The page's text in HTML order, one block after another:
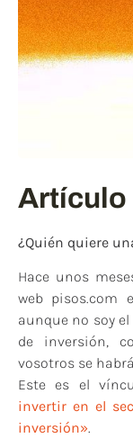
Artículo
¿Quién quiere
Hace unos
web pisos.com
aunque no soy
de inversión,
vosotros se
Este es el
invertir en el
inversión».